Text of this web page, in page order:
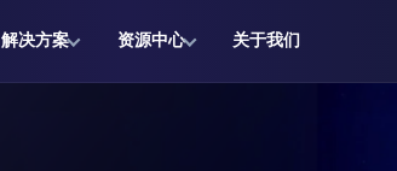
解决方案 资源中心 关于我们